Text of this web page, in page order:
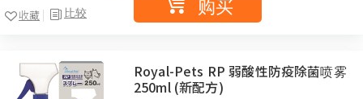
比较
收藏
Royal-Pets RP 弱酸性防疫除菌喷雾
250ml (新配方)